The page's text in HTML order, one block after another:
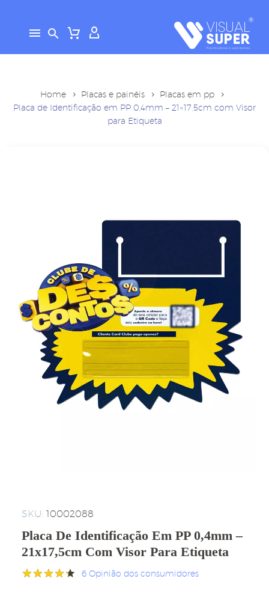
Home Placas e painéis
Placas em pp
Placa de Identificação em PP 0,4mm – 21×17,5cm com Visor
para Etiqueta
SKU: 10002088
Placa De Identificação Em PP 0,4mm –
21x17,5cm Com Visor Para Etiqueta
6 Opinião dos consumidores